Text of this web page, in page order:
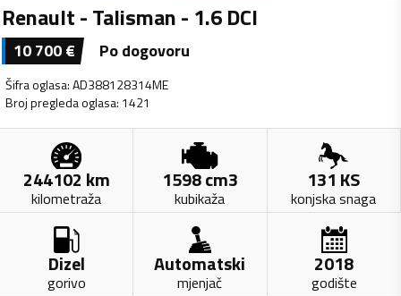
Renault - Talisman - 1.6 DCI
10 700€ Po dogovoru
Šifra oglasa:AD388128314ME
Broj pregleda oglasa: 1421
244102 km
kilometraža
1598cm3
kubikaža
131 KS
konjska snaga
Dizel
gorivo
Automatski
mjenjač
2018
godište